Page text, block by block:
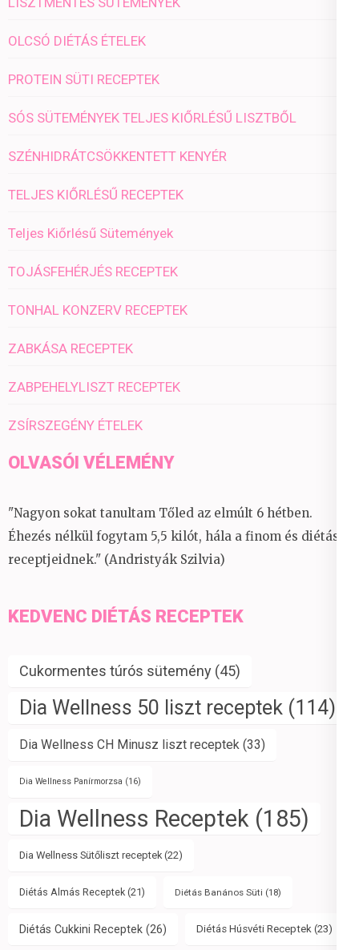
OLCSÓ DIÉTÁS ÉTELEK
PROTEIN SÜTI RECEPTEK
SÓS SÜTEMÉNYEK TELJES KIŐRLÉSŰ LISZTBŐL
SZÉNHIDRÁTCSÖKKENTETT KENYÉR
TELJES KIŐRLÉSŰ RECEPTEK
Teljes Kiőrlésű Sütemények
TOJÁSFEHÉRJÉS RECEPTEK
TONHAL KONZERV RECEPTEK
ZABKÁSA RECEPTEK
ZABPEHELYLISZT RECEPTEK
ZSÍRSZEGÉNY ÉTELEK
OLVASÓI VÉLEMÉNY
"Nagyon sokat tanultam Tőled az elmúlt 6 hétben.
Éhezés nélkül fogytam 5,5 kilót, hála a finom és diétás
receptjeidnek." (Andristyák Szilvia)
KEDVENC DIÉTÁS RECEPTEK
Cukormentes túrós sütemény (45)
Dia Wellness 50 liszt receptek (114)
Dia Wellness CH Minusz liszt receptek (33)
Dia Wellness Panírmorzsa (16)
Dia Wellness Receptek (185)
Dia Wellness Sütőliszt receptek (22)
Diétás Almás Receptek (21) Diétás Banános Süti (18)
Diétás Cukkini Receptek (26) Diétás Húsvéti Receptek (23)